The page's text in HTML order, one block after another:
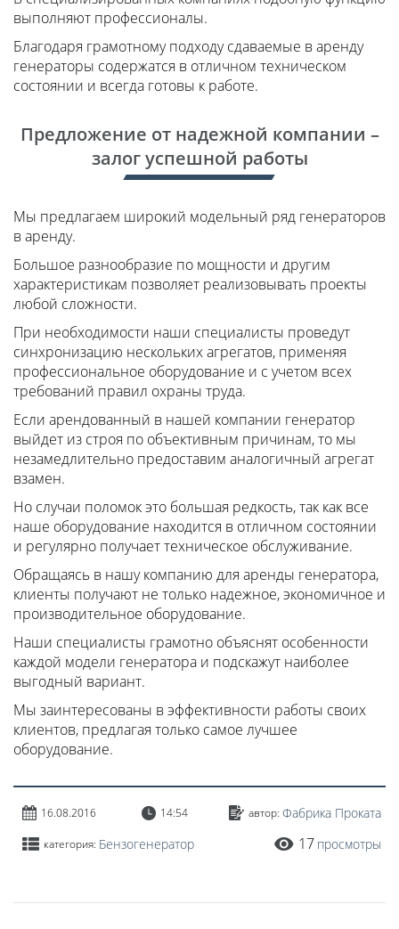
выполняют профессионалы.
Благодаря грамотному подходу сдаваемые в аренду
генераторы содержатся в отличном техническом
состоянии и всегда готовы к работе.
Предложение от надежной компании –
залог успешной работы
Мы предлагаем широкий модельный ряд генераторов
в аренду.
Большое разнообразие по мощности и другим
характеристикам позволяет реализовывать проекты
любой сложности.
При необходимости наши специалисты проведут
синхронизацию нескольких агрегатов, применяя
профессиональное оборудование и с учетом всех
требований правил охраны труда.
Если арендованный в нашей компании генератор
выйдет из строя по объективным причинам, то мы
незамедлительно предоставим аналогичный агрегат
взамен.
Но случаи поломок это большая редкость, так как все
наше оборудование находится в отличном состоянии
и регулярно получает техническое обслуживание.
Обращаясь в нашу компанию для аренды генератора,
клиенты получают не только надежное, экономичное и
производительное оборудование.
Наши специалисты грамотно объяснят особенности
каждой модели генератора и подскажут наиболее
выгодный вариант.
Мы заинтересованы в эффективности работы своих
клиентов, предлагая только самое лучшее
оборудование.
16.08.2016 14:54 автор: Фабрика Проката
категория: Бензогенератор 17 просмотры